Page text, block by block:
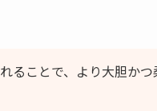
ることで、より大胆か